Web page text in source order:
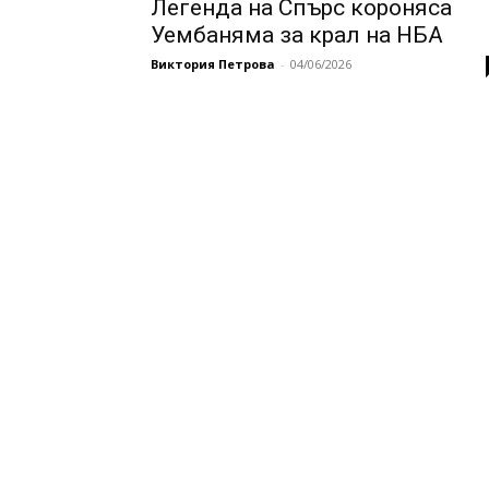
Легенда на Спърс короняса
Уембаняма за крал на НБА
Виктория Петрова - 04/06/2026